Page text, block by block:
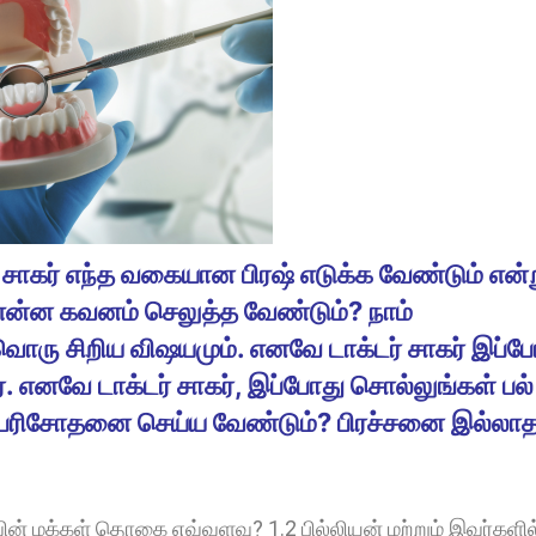
எந்த வகையான பிரஷ் எடுக்க வேண்டும்
கவனம் செலுத்த வேண்டும்? நாம்
சிறிய விஷயமும். எனவே டாக்டர் சாகர்
எனவே டாக்டர் சாகர், இப்போது சொல்லுங்கள் பல்
பரிசோதனை செய்ய வேண்டும்? பிரச்சனை
மக்கள் தொகை எவ்வளவு? 1.2 பில்லியன் மற்றும்